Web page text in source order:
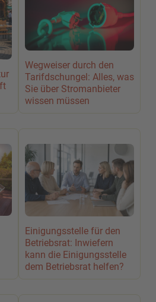
Wegweiser durch den
Tarifdschungel: Alles, was
Sie über Stromanbieter
wissen müssen
Einigungsstelle für den
Betriebsrat: Inwiefern
kann die Einigungsstelle
dem Betriebsrat helfen?